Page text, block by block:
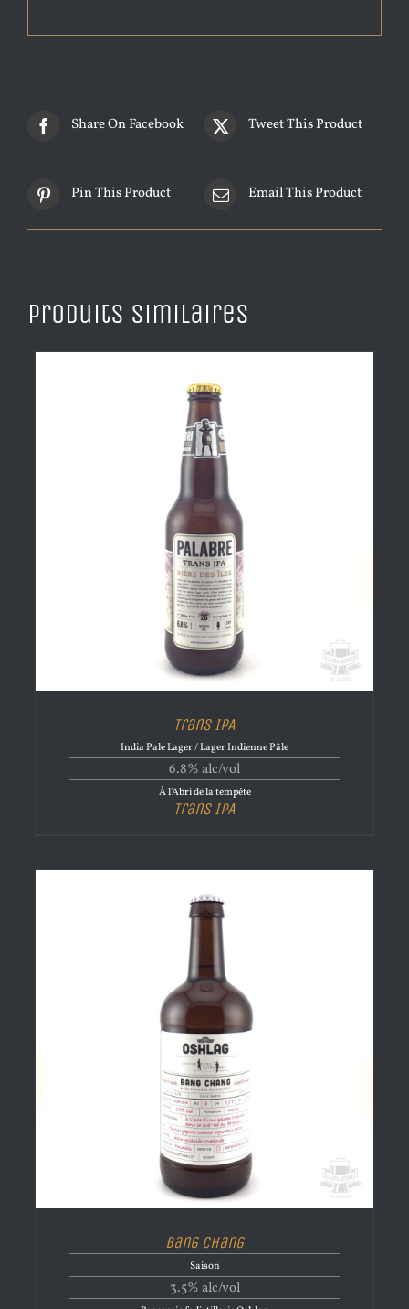
Share On Facebook Tweet This Product
Pin This Product Email This Product
Produits similaires
Trans IPA
India Pale Lager / Lager Indienne Pâle
6.8% alc/vol
À l'Abri de la tempête
Trans IPA
Bang Chang
Saison
3.5% alc/vol